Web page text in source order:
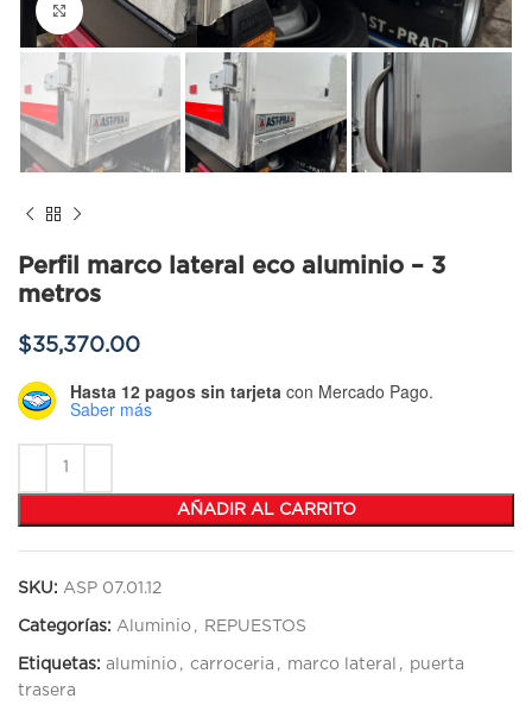
Click to enlarge
Perfil marco lateral eco aluminio – 3
metros
$35,370.00
Hasta 12 pagos sin tarjeta con Mercado Pago.
Saber más
AÑADIR AL CARRITO
SKU: ASP 07.01.12
Categorías: Aluminio , REPUESTOS
Etiquetas: aluminio , carroceria , marco lateral , puerta
trasera